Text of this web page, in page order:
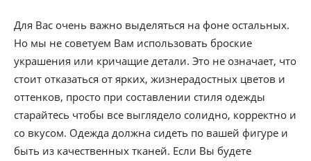
Для Вас очень важно выделяться на фоне остальных.
Но мы не советуем Вам использовать броские
украшения или кричащие детали. Это не означает, что
стоит отказаться от ярких, жизнерадостных цветов и
оттенков, просто при составлении стиля одежды
старайтесь чтобы все выглядело солидно, корректно и
со вкусом. Одежда должна сидеть по вашей фигуре и
быть из качественных тканей. Если Вы будете